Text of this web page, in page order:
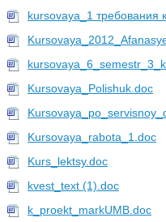
kursovaya_1 требования
Kursovaya_Polishuk.doc
Kursovaya_rabota_1.doc
Kurs_lektsy.doc
kvest_text (1).doc
k_proekt_markUMB.doc